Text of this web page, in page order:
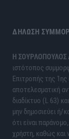
ΔΉΛΩΣΗ
H ΣΟΥΡΛΟΠΟΥΛΟΣ
ιστότοπος
Επιτροπής της
αποτελεσματική
διαδίκτυο (L 63)
μην δημοσιεύει ή/
ότι είναι
χρήστη, καθώς και